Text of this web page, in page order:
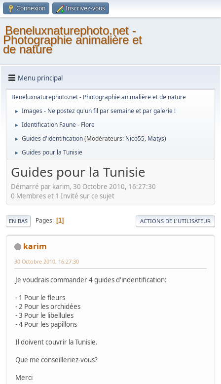
Connexion Inscrivez-vous
Beneluxnaturephoto.net -
Photographie animalière et
de nature
Menu principal
Beneluxnaturephoto.net - Photographie animalière et de nature
► Images - Ne postez qu'un fil par semaine et par galerie !
► Identification Faune - Flore
► Guides d'identification(Modérateurs: Nico55, Matys)
► Guides pour la Tunisie
Guides pour la Tunisie
Démarré par karim, 30 Octobre 2010, 16:27:30
0 Membres et 1 Invité sur ce sujet
EN BAS Pages 1 ACTIONS DE L'UTILISATEUR
karim
30 Octobre 2010, 16:27:30
Je voudrais commander 4 guides d'indentification:
- 1 Pour le fleurs
- 2 Pour les orchidées
- 3 Pour le libellules
- 4 Pour les papillons
Il doivent couvrir la Tunisie.
Que me conseilleriez-vous?
Merci